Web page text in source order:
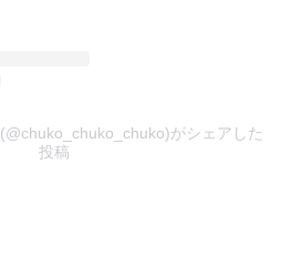
がシェアした
投稿